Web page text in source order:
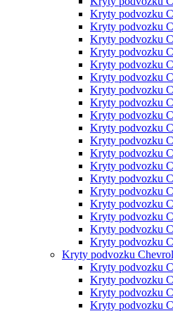
Kryty podvozku
Kryty podvozku
Kryty podvozku
Kryty podvozku
Kryty podvozku
Kryty podvozku
Kryty podvozku
Kryty podvozku
Kryty podvozku
Kryty podvozku
Kryty podvozku
Kryty podvozku
Kryty podvozku
Kryty podvozku
Kryty podvozku
Kryty podvozku
Kryty podvozku
Kryty podvozku
Kryty podvozku
Kryty podvozku
Kryty podvozku
Kryty podvozku
Kryty podvozku
Kryty podvozku